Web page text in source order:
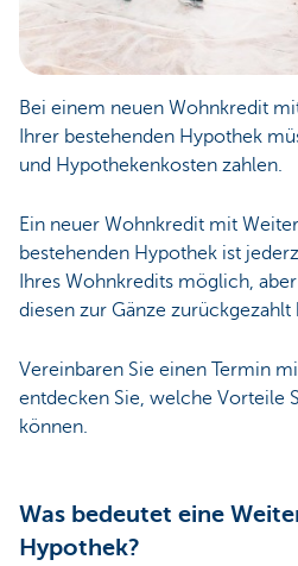
Bei einem neuen Wohnkredit
Ihrer bestehenden Hypothek
und Hypothekenkosten zahlen.
Ein neuer Wohnkredit mit
bestehenden Hypothek ist
Ihres Wohnkredits möglich,
diesen zur Gänze zurückgezahlt
Vereinbaren Sie einen Termin
entdecken Sie, welche Vorteile
können.
Was bedeutet eine
Hypothek?